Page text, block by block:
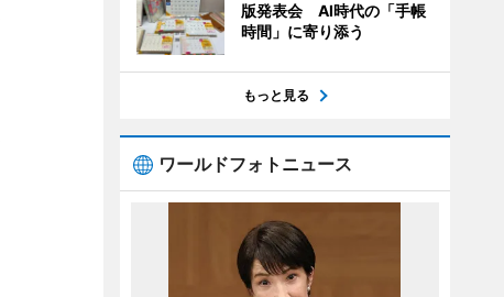
版発表会 AI時代の「手帳
時間」に寄り添う
もっと見る
ワールドフォトニュース